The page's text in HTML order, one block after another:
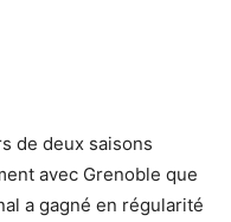
de deux saisons
avec Grenoble que
a gagné en régularité